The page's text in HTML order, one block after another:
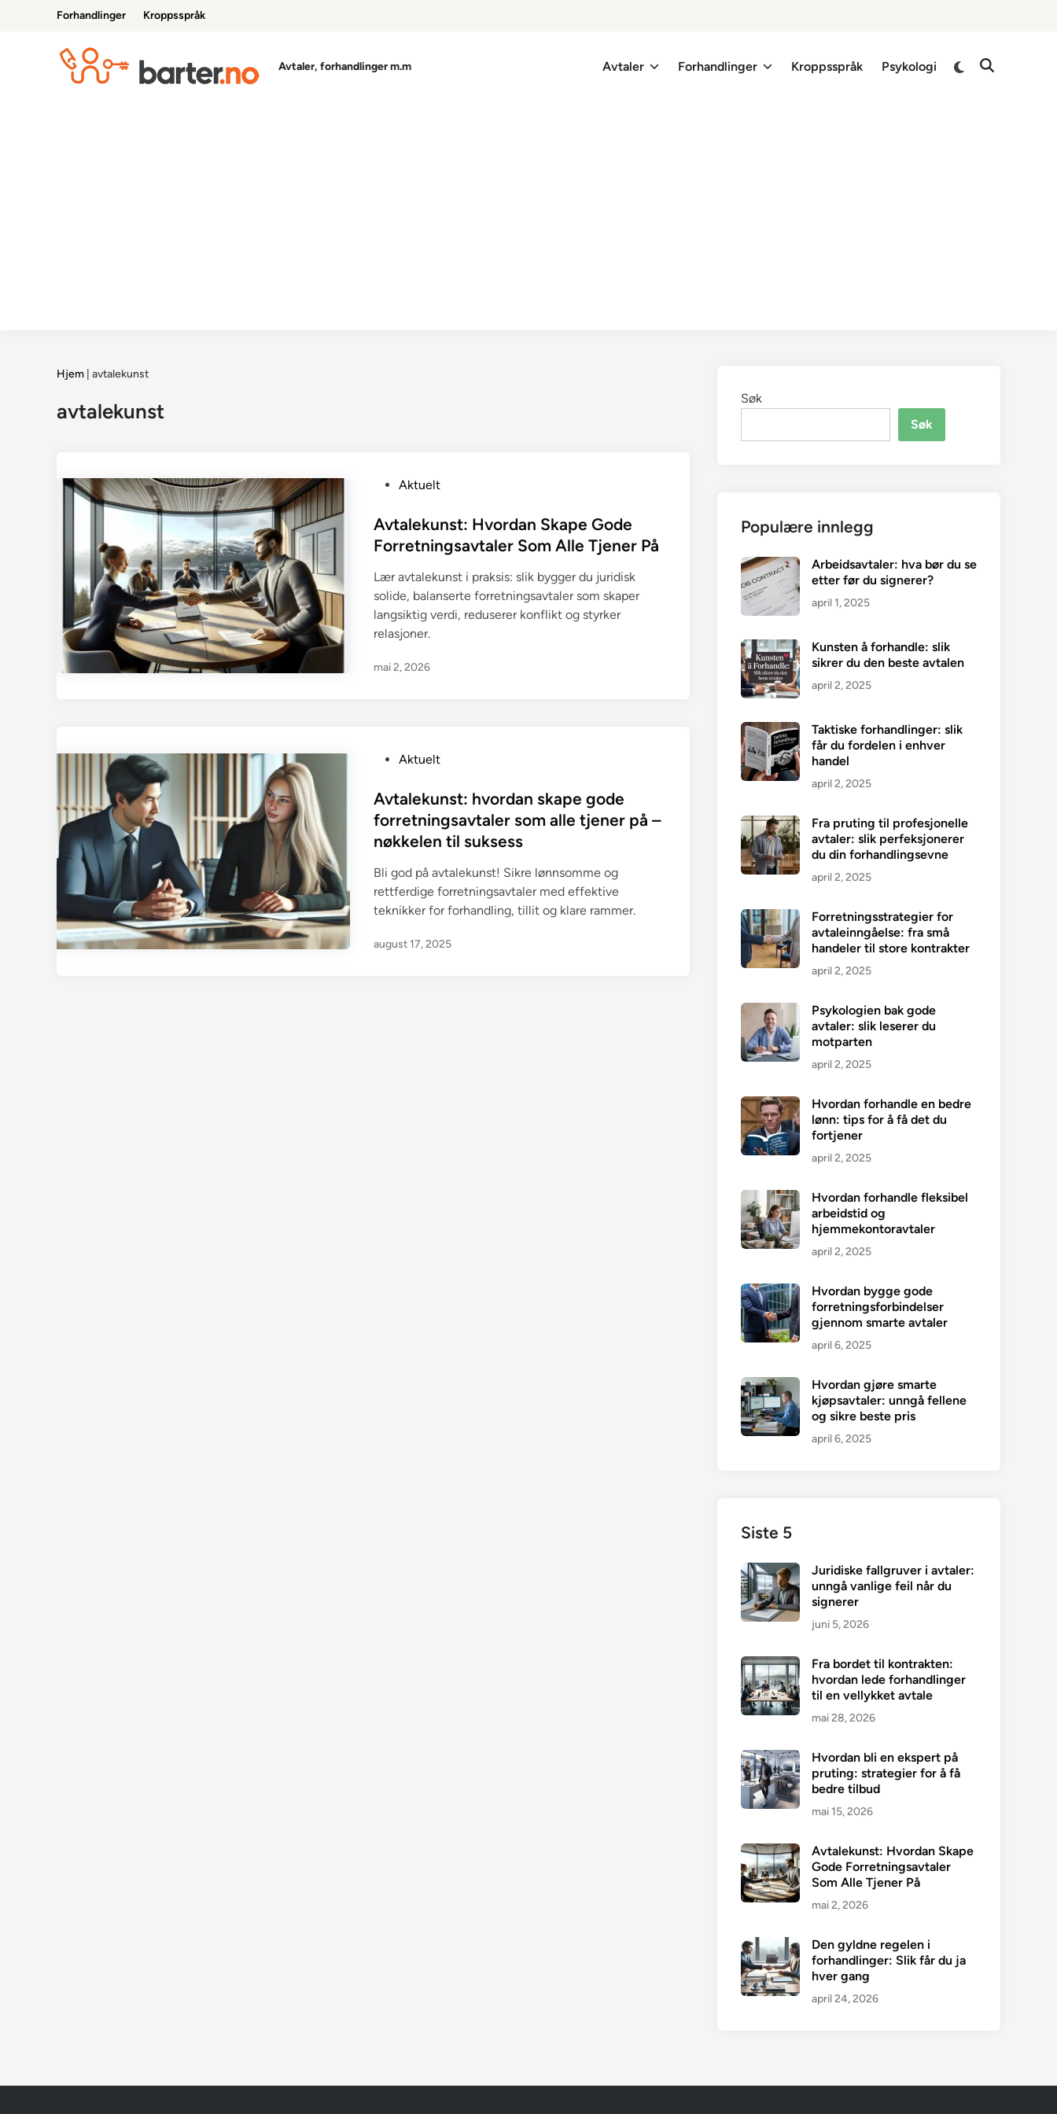
Forhandlinger Kroppsspråk
Avtaler, forhandlinger m.m Avtaler Forhandlinger Kroppsspråk Psykologi
Switch
Open
Hjem avtalekunst
avtalekunst
s
t
d
i
n
Aktuelt
Avtalekunst: Hvordan Skape Gode
Forretningsavtaler Som Alle Tjener På
Lær avtalekunst i praksis: slik bygger du juridisk
solide, balanserte forretningsavtaler som skaper
langsiktig verdi, reduserer konflikt og styrker
relasjoner.
mai 2, 2026
s
t
i
n
Aktuelt
Avtalekunst: hvordan skape gode
forretningsavtaler som alle tjener på –
nøkkelen til suksess
Bli god på avtalekunst! Sikre lønnsomme og
rettferdige forretningsavtaler med effektive
teknikker for forhandling, tillit og klare rammer.
august 17, 2025
Søk
Søk
Populære innlegg
Arbeidsavtaler: hva bør du se
etter før du signerer?
april 1, 2025
Kunsten å forhandle: slik
sikrer du den beste avtalen
april 2, 2025
Taktiske forhandlinger: slik
får du fordelen i enhver
handel
april 2, 2025
Fra pruting til profesjonelle
avtaler: slik perfeksjonerer
du din forhandlingsevne
april 2, 2025
Forretningsstrategier for
avtaleinngåelse: fra små
handeler til store kontrakter
april 2, 2025
Psykologien bak gode
avtaler: slik leserer du
motparten
april 2, 2025
Hvordan forhandle en bedre
lønn: tips for å få det du
fortjener
april 2, 2025
Hvordan forhandle fleksibel
arbeidstid og
hjemmekontoravtaler
april 2, 2025
Hvordan bygge gode
forretningsforbindelser
gjennom smarte avtaler
april 6, 2025
Hvordan gjøre smarte
kjøpsavtaler: unngå fellene
og sikre beste pris
april 6, 2025
Siste 5
Juridiske fallgruver i avtaler:
unngå vanlige feil når du
signerer
juni 5, 2026
Fra bordet til kontrakten:
hvordan lede forhandlinger
til en vellykket avtale
mai 28, 2026
Hvordan bli en ekspert på
pruting: strategier for å få
bedre tilbud
mai 15, 2026
Avtalekunst: Hvordan Skape
Gode Forretningsavtaler
Som Alle Tjener På
mai 2, 2026
Den gyldne regelen i
forhandlinger: Slik får du ja
hver gang
april 24, 2026